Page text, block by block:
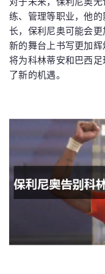
练、管理等职业，他
长，保利尼奥可能会
新的舞台上书写更加
将为科林蒂安和巴西
了新的机遇。